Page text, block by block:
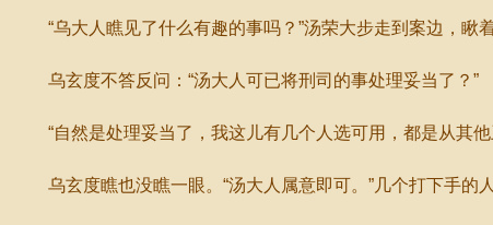
“乌大人瞧见了什么有趣的事吗？”汤荣大步走到案边，瞅
乌玄度不答反问：“汤大人可已将刑司的事处理妥当了？”
“自然是处理妥当了，我这儿有几个人选可用，都是从其他
乌玄度瞧也没瞧一眼。“汤大人属意即可。”几个打下手的